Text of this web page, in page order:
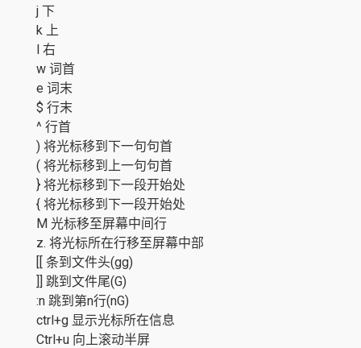
j 下
k 上
l 右
w 词首
e 词末
$ 行末
^ 行首
) 将光标移到下一句句首
( 将光标移到上一句句首
} 将光标移到下一段开始处
{ 将光标移到下一段开始处
M 光标移至屏幕中间行
z. 将光标所在行移至屏幕中部
[[ 条到文件头(gg)
]] 跳到文件尾(G)
:n 跳到第n行(nG)
ctrl+g 显示光标所在信息
Ctrl+u 向上滚动半屏